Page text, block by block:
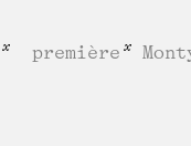
première